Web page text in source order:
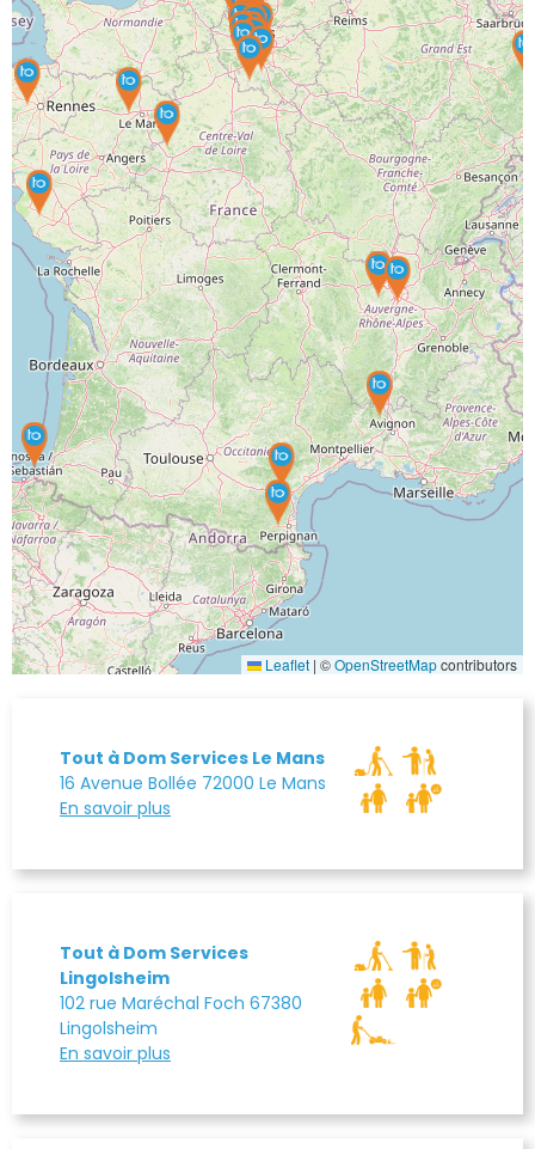
Leaflet | ©OpenStreetMapcontributors
Tout à Dom Services Le Mans
16 Avenue Bollée 72000 Le Mans
En savoir plus
Tout à Dom Services
Lingolsheim
102 rue Maréchal Foch 67380
Lingolsheim
En savoir plus